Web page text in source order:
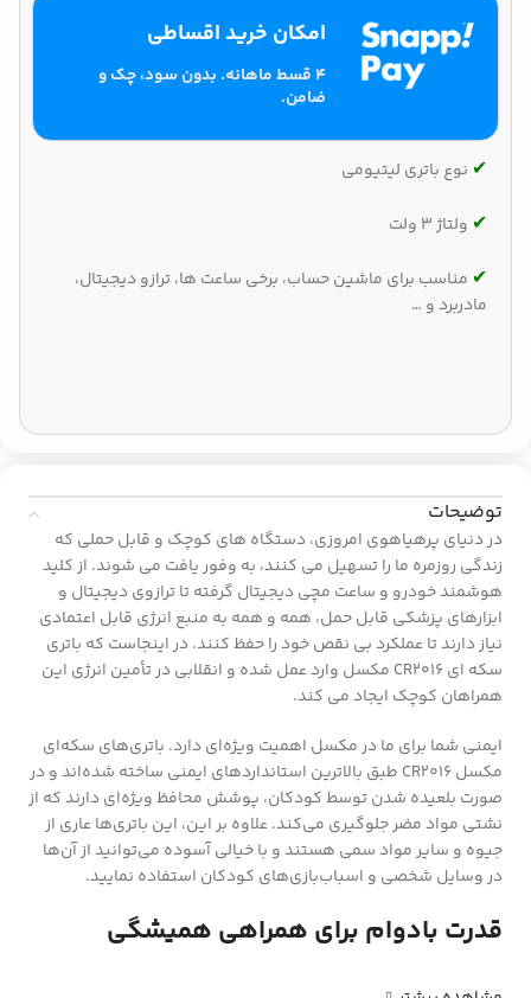
امکان خرید اقساطی
۴ قسط ماهانه. بدون سود، چک و
ضامن.
✔‌ نوع باتری لیتیومی
✔‌ ولتاژ 3 ولت
✔‌ مناسب برای ماشین حساب، برخی ساعت ها، ترازو دیجیتال،
مادربرد و …
توضیحات
در دنیای پرهیاهوی امروزی، دستگاه های کوچک و قابل حملی که
زندگی روزمره ما را تسهیل می کنند، به وفور یافت می شوند. از کلید
هوشمند خودرو و ساعت مچی دیجیتال گرفته تا ترازوی دیجیتال و
ابزارهای پزشکی قابل حمل، همه و همه به منبع انرژی قابل اعتمادی
نیاز دارند تا عملکرد بی نقص خود را حفظ کنند. در اینجاست که باتری
سکه ای CR2016 مکسل وارد عمل شده و انقلابی در تأمین انرژی این
همراهان کوچک ایجاد می کند.
ایمنی شما برای ما در مکسل اهمیت ویژه‌ای دارد. باتری‌های سکه‌ای
مکسل CR2016 طبق بالاترین استانداردهای ایمنی ساخته شده‌اند و در
صورت بلعیده شدن توسط کودکان، پوشش محافظ ویژه‌ای دارند که از
نشتی مواد مضر جلوگیری می‌کند. علاوه بر این، این باتری‌ها عاری از
جیوه و سایر مواد سمی هستند و با خیالی آسوده می‌توانید از آن‌ها
در وسایل شخصی و اسباب‌بازی‌های کودکان استفاده نمایید.
قدرت بادوام برای همراهی همیشگی